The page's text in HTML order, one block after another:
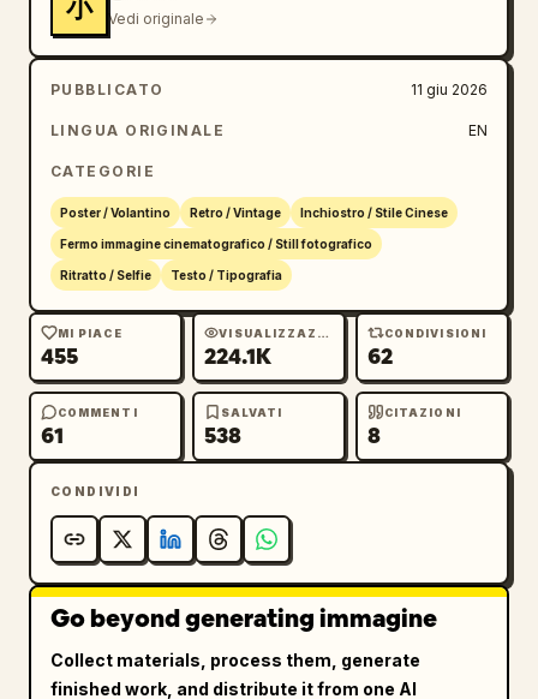
silhouette seduto sul pavimento bagnato
vicino al centro-sinistra, visto di spalle; 1
donna in silhouette seduta accanto a lui
vicino al centro-destra, anch'essa vista di
spalle. Il proiettore proietta un cono di
catturando la nebbia e riflettendosi come
strisce arancioni sul pavimento lucido.
Tipografia: Posiziona un grande titolo
scritto a mano con calligrafia a pennello
cinese da centro-sinistra verso il centro,
color bianco sporco, texture a inchiostro
grezzo, lunghi tratti ampi, che recita
雨夜放映
. Aggiungi un piccolo testo cinese
sottile a destra del titolo, spaziato come un
avviso di proiezione cinematografica, che
recita 社团开放夜 / 6月28日 / 数三 204
Mantieni la tipografia integrata nella
locandina, non perfettamente digitale.
Stile visivo: Locandina di un film d'autore
'40 mescolata al design contemporaneo delle
小 Vedi originale
PUBBLICATO 11 giu 2026
LINGUA ORIGINALE EN
CATEGORIE
Poster / Volantino Retro / Vintage Inchiostro / Stile Cinese
Fermo immagine cinematografico / Still fotografico
Ritratto / Selfie Testo / Tipografia
MI PIACE
455
VISUALIZZAZIONI
224.1K
CONDIVISIONI
62
COMMENTI
61
SALVATI
538
CITAZIONI
8
CONDIVIDI
Go beyond generating immagine
Collect materials, process them, generate
finished work, and distribute it from one AI